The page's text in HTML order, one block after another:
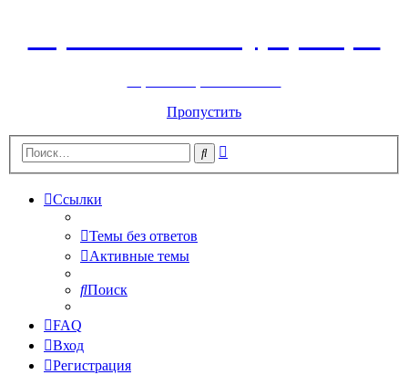
Пропустить
Поиск
Ссылки
Темы без ответов
Активные темы
Поиск
FAQ
Вход
Регистрация